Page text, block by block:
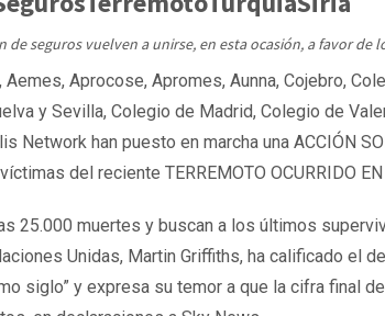
seguros vuelven a unirse, en esta ocasión, a favor de
Aprocose, Apromes, Aunna, Cojebro,
y Sevilla, Colegio de Madrid, Colegio de
Network han puesto en marcha una ACCIÓN
del reciente TERREMOTO OCURRIDO EN
25.000 muertes y buscan a los últimos
Unidas, Martin Griffiths, ha calificado el
siglo” y expresa su temor a que la cifra final